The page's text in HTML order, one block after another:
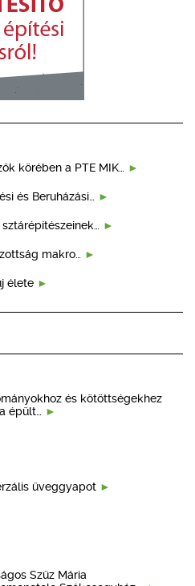
körében a PTE MIK…
és Beruházási…
makro…
élete
és kötöttségekhez
épült…
üveggyapot
Szűz Mária